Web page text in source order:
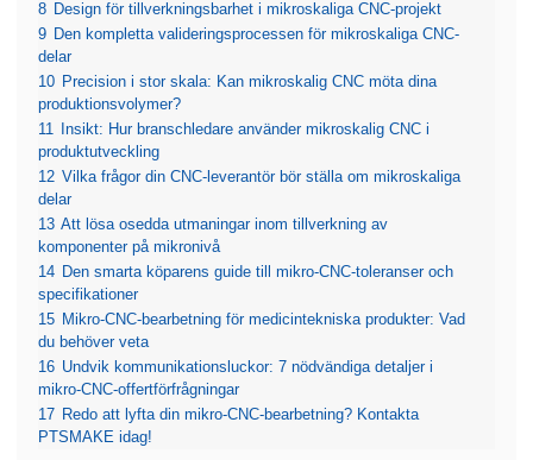
8 Design för tillverkningsbarhet i mikroskaliga CNC-projekt
9 Den kompletta valideringsprocessen för mikroskaliga CNC-
delar
10 Precision i stor skala: Kan mikroskalig CNC möta dina
produktionsvolymer?
11
Insikt: Hur branschledare använder mikroskalig CNC i
produktutveckling
12 Vilka frågor din CNC-leverantör bör ställa om mikroskaliga
delar
13 Att lösa osedda utmaningar inom tillverkning av
komponenter på mikronivå
14 Den smarta köparens guide till mikro-CNC-toleranser och
specifikationer
15 Mikro-CNC-bearbetning för medicintekniska produkter: Vad
du behöver veta
16 Undvik kommunikationsluckor: 7 nödvändiga detaljer i
mikro-CNC-offertförfrågningar
17 Redo att lyfta din mikro-CNC-bearbetning? Kontakta
PTSMAKE idag!